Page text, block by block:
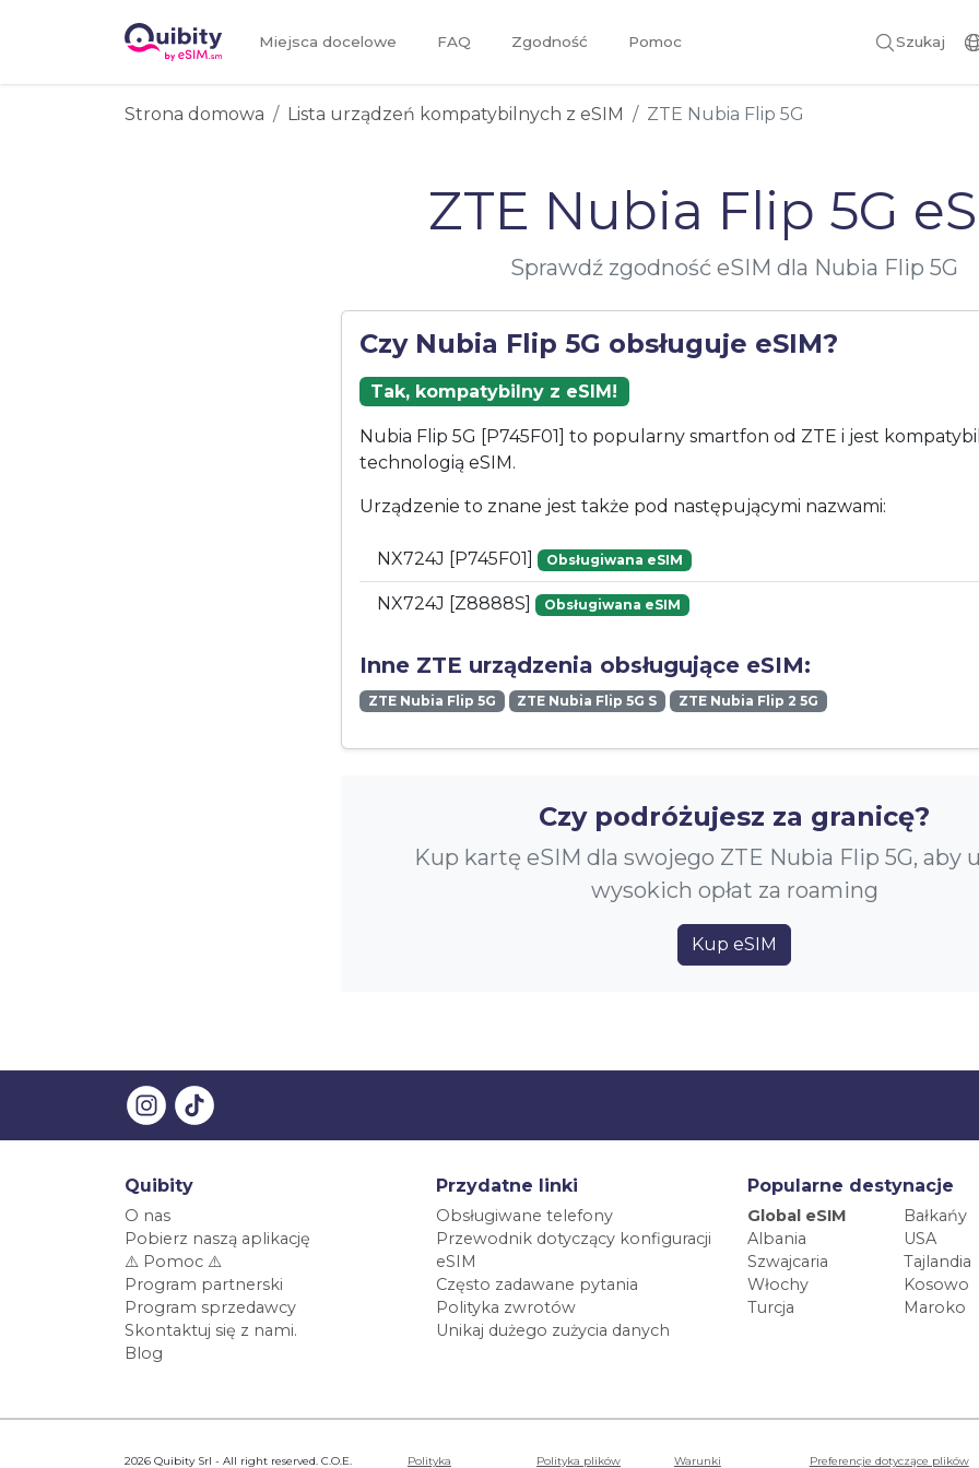
Miejsca docelowe FAQ Zgodność Pomoc Szukaj
Strona domowa Lista urządzeń kompatybilnych z eSIM ZTE Nubia Flip 5G
ZTE Nubia Flip 5G
Sprawdź zgodność eSIM dla Nubia Flip 5G
Czy Nubia Flip 5G obsługuje eSIM?
Tak, kompatybilny z eSIM!
Nubia Flip 5G [P745F01] to popularny smartfon od ZTE i jest
technologią eSIM.
Urządzenie to znane jest także pod następującymi nazwami:
NX724J [P745F01] Obsługiwana eSIM
NX724J [Z8888S] Obsługiwana eSIM
Inne ZTE urządzenia obsługujące eSIM:
ZTE Nubia Flip 5G ZTE Nubia Flip 5G S ZTE Nubia Flip 2 5G
Czy podróżujesz za granicę?
Kup kartę eSIM dla swojego ZTE Nubia Flip 5G, aby
wysokich opłat za roaming
Kup eSIM
Quibity
O nas
Pobierz naszą aplikację
⚠️ Pomoc ⚠️
Program partnerski
Program sprzedawcy
Skontaktuj się z nami.
Blog
Przydatne linki
Obsługiwane telefony
Przewodnik dotyczący konfiguracji
eSIM
Często zadawane pytania
Polityka zwrotów
Unikaj dużego zużycia danych
Popularne destynacje
Global eSIM
Bałkańy
Albania
USA
Szwajcaria
Tajlandia
Włochy
Kosowo
Turcja
Maroko
2026 Quibity Srl - All right reserved. C.O.E. Polityka Polityka plików Warunki Preferencje dotyczące plików